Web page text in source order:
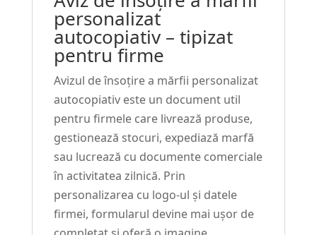
personalizat
autocopiativ – tipizat
pentru firme
Avizul de însoțire a mărfii personalizat
autocopiativ este un document util
pentru firmele care livrează produse,
gestionează stocuri, expediază marfă
sau lucrează cu documente comerciale
în activitatea zilnică. Prin
personalizarea cu logo-ul și datele
firmei, formularul devine mai ușor de